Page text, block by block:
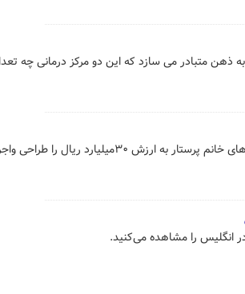
با ۱۸۲۱ تخت، این سئوال را به ذهن متبادر می سازد که این دو مرکز درمانی چه
خانم نظافتچی که با همدستی مرد جوانی، سناریوی سرقت طلاهای خانم پرستار به ارزش
انگلیس را مشاهده می‌کنید.